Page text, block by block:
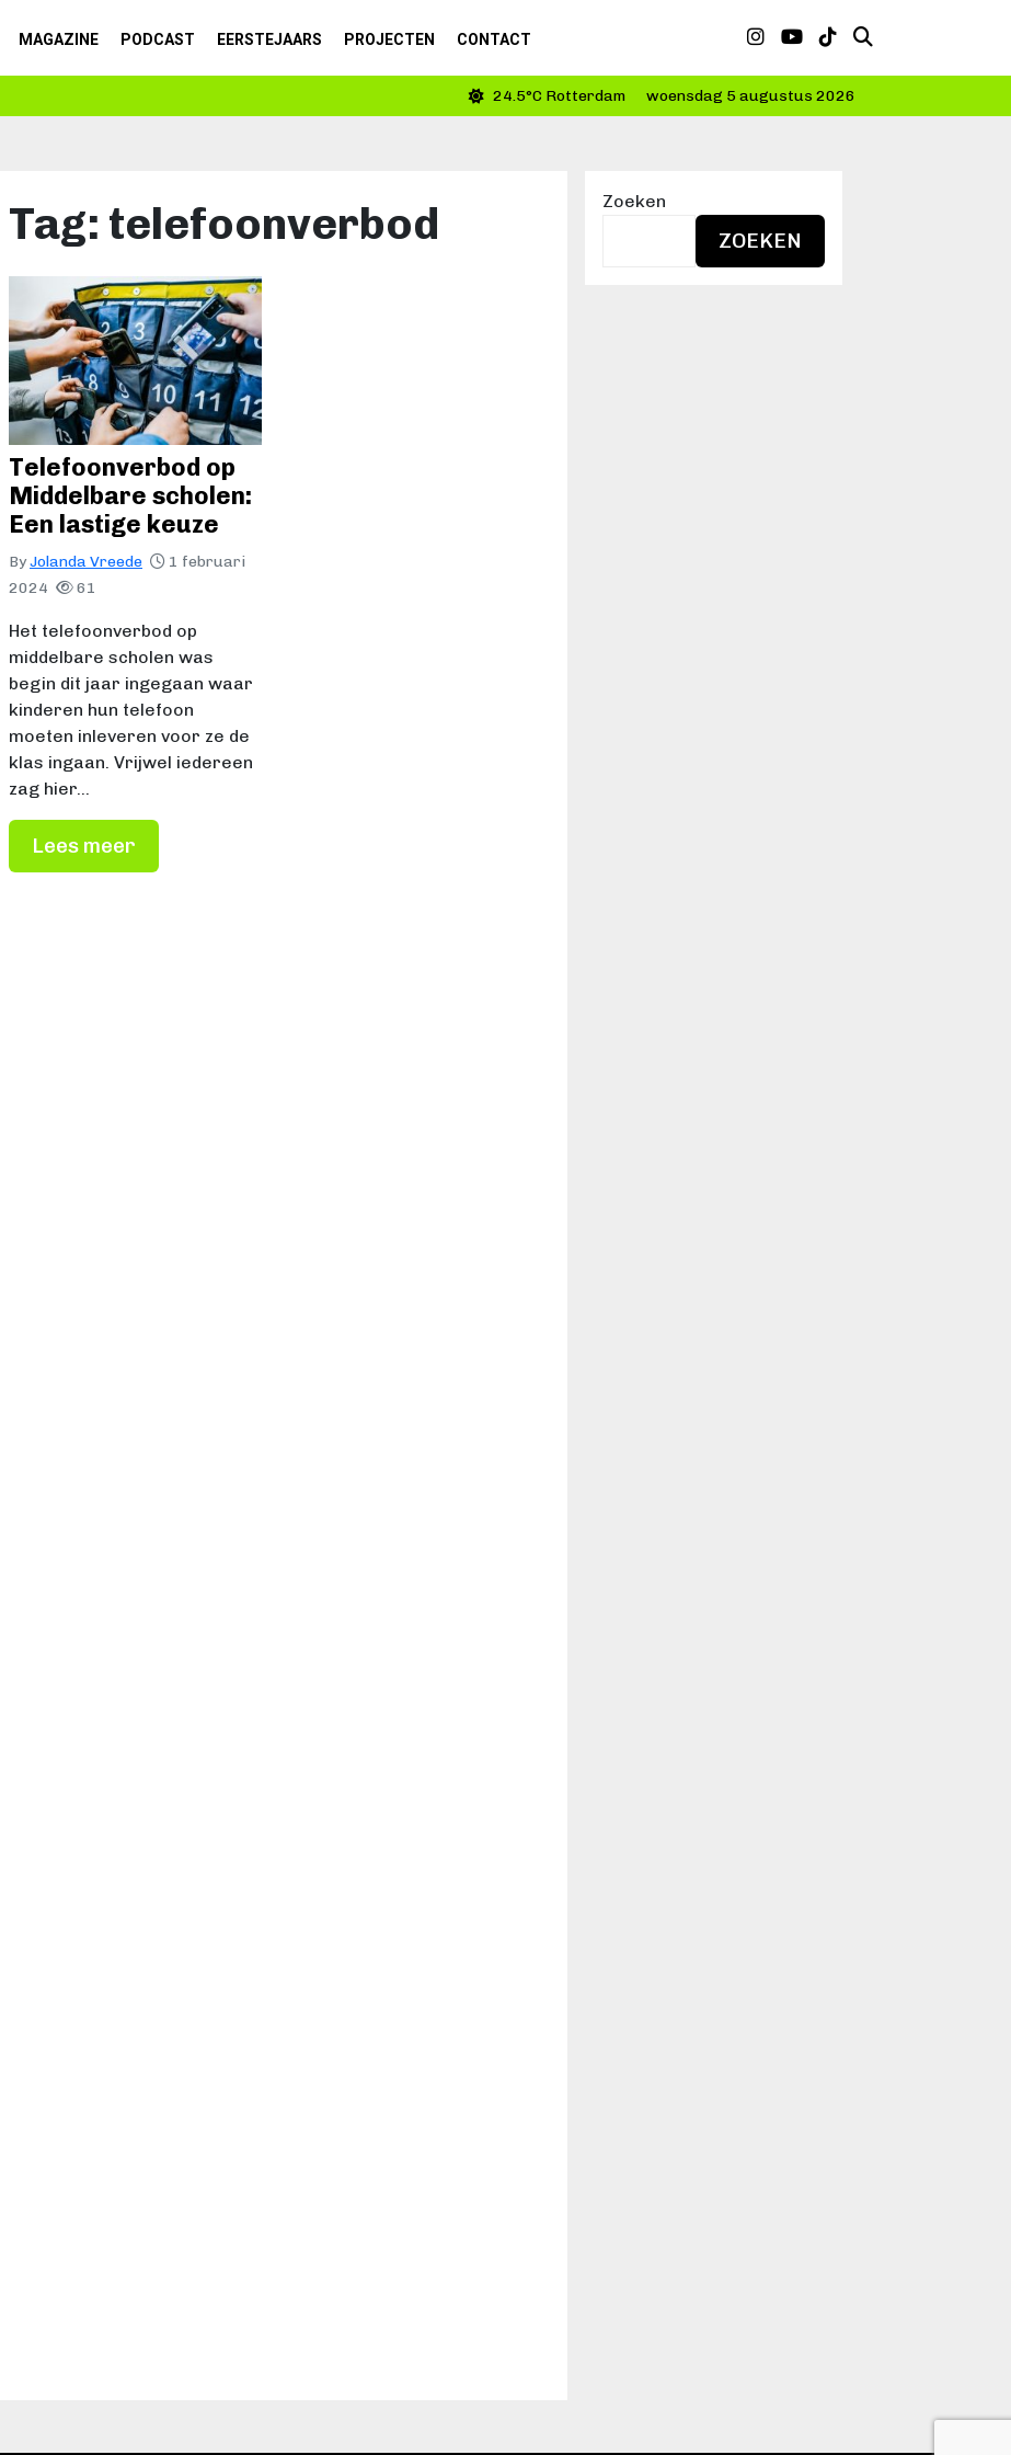
MAGAZINE PODCAST EERSTEJAARS PROJECTEN CONTACT
24.5°C Rotterdam woensdag 5 augustus 2026
Tag: telefoonverbod
Telefoonverbod op
Middelbare scholen:
Een lastige keuze
ByJolanda Vreede
1 februari
2024
61
Het telefoonverbod op
middelbare scholen was
begin dit jaar ingegaan waar
kinderen hun telefoon
moeten inleveren voor ze de
klas ingaan. Vrijwel iedereen
zag hier…
Lees meer
Zoeken
ZOEKEN